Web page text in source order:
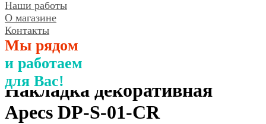
Наши работы
О магазине
Контакты
Мы рядом
и работаем
для Вас!
Накладка декоративная
Аpecs DP-S-01-CR